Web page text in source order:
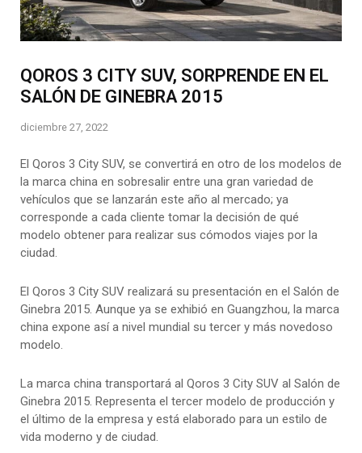
QOROS 3 CITY SUV, SORPRENDE EN EL
SALÓN DE GINEBRA 2015
diciembre 27, 2022
El Qoros 3 City SUV, se convertirá en otro de los modelos de
la marca china en sobresalir entre una gran variedad de
vehículos que se lanzarán este año al mercado; ya
corresponde a cada cliente tomar la decisión de qué
modelo obtener para realizar sus cómodos viajes por la
ciudad.
El Qoros 3 City SUV realizará su presentación en el Salón de
Ginebra 2015. Aunque ya se exhibió en Guangzhou, la marca
china expone así a nivel mundial su tercer y más novedoso
modelo.
La marca china transportará al Qoros 3 City SUV al Salón de
Ginebra 2015. Representa el tercer modelo de producción y
el último de la empresa y está elaborado para un estilo de
vida moderno y de ciudad.